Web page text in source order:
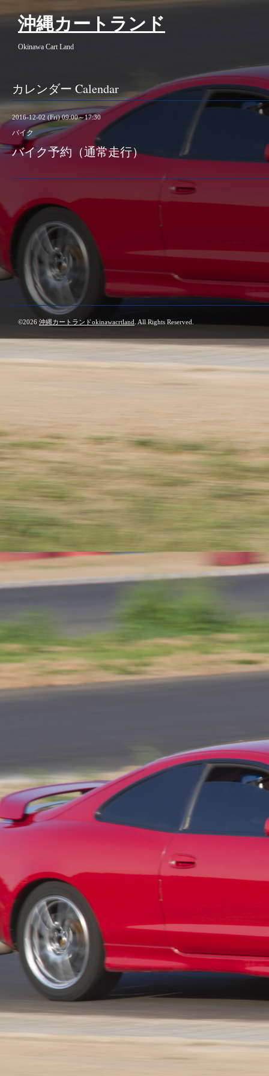
沖縄カートランド
Okinawa Cart Land
カレンダー Calendar
2016-12-02 (Fri) 09:00～17:30
バイク
バイク予約（通常走行）
©2026 沖縄カートランドokinawacrtland . All Rights Reserved.